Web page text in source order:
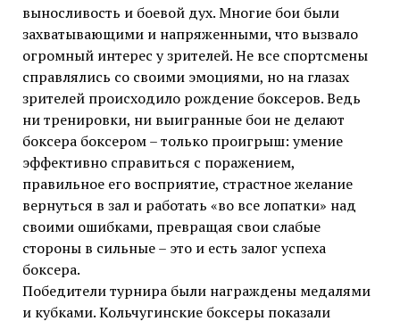
выносливость и боевой дух. Многие бои были
захватывающими и напряженными, что вызвало
огромный интерес у зрителей. Не все спортсмены
справлялись со своими эмоциями, но на глазах
зрителей происходило рождение боксеров. Ведь
ни тренировки, ни выигранные бои не делают
боксера боксером – только проигрыш: умение
эффективно справиться с поражением,
правильное его восприятие, страстное желание
вернуться в зал и работать «во все лопатки» над
своими ошибками, превращая свои слабые
стороны в сильные – это и есть залог успеха
боксера.
Победители турнира были награждены медалями
и кубками. Кольчугинские боксеры показали